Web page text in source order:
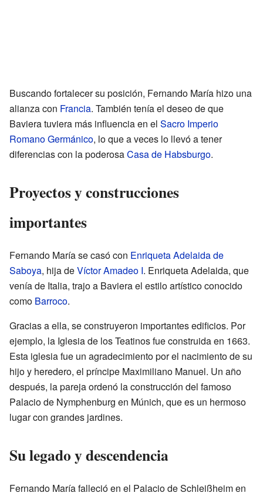
Buscando fortalecer su posición, Fernando María hizo una
alianza con Francia. También tenía el deseo de que
Baviera tuviera más influencia en el Sacro Imperio
Romano Germánico, lo que a veces lo llevó a tener
diferencias con la poderosaCasa de Habsburgo.
Proyectos y construcciones
importantes
Fernando María se casó con Enriqueta Adelaida de
Saboya, hija deVíctor Amadeo I. Enriqueta Adelaida, que
venía de Italia, trajo a Baviera el estilo artístico conocido
como Barroco.
Gracias a ella, se construyeron importantes edificios. Por
ejemplo, la Iglesia de los Teatinos fue construida en 1663.
Esta iglesia fue un agradecimiento por el nacimiento de su
hijo y heredero, el príncipe Maximiliano Manuel. Un año
después, la pareja ordenó la construcción del famoso
Palacio de Nymphenburg en Múnich, que es un hermoso
lugar con grandes jardines.
Su legado y descendencia
Fernando María falleció en el Palacio de Schleißheim en